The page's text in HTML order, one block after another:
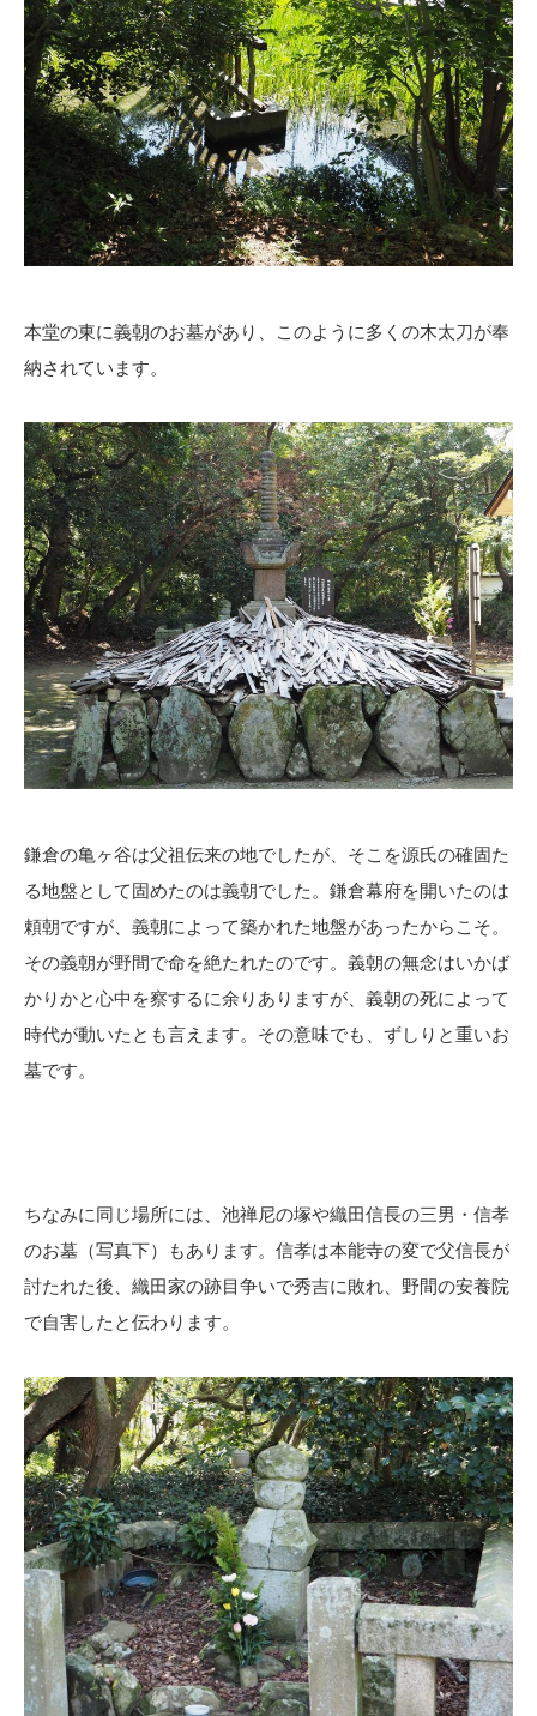
本堂の東に義朝のお墓があり、このように多くの木太刀が奉
納されています。
鎌倉の亀ヶ谷は父祖伝来の地でしたが、そこを源氏の確固た
る地盤として固めたのは義朝でした。鎌倉幕府を開いたのは
頼朝ですが、義朝によって築かれた地盤があったからこそ。
その義朝が野間で命を絶たれたのです。義朝の無念はいかば
かりかと心中を察するに余りありますが、義朝の死によって
時代が動いたとも言えます。その意味でも、ずしりと重いお
墓です。
ちなみに同じ場所には、池禅尼の塚や織田信長の三男・信孝
のお墓（写真下）もあります。信孝は本能寺の変で父信長が
討たれた後、織田家の跡目争いで秀吉に敗れ、野間の安養院
で自害したと伝わります。